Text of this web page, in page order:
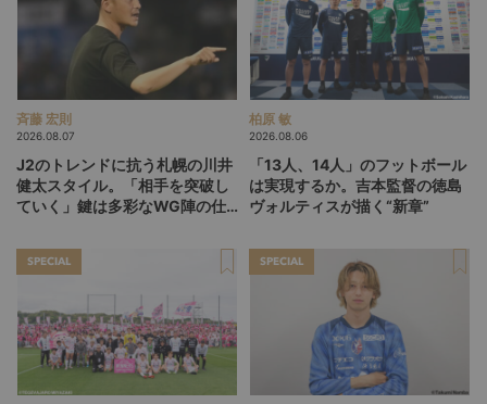
斉藤 宏則
2026.08.07
J2のトレンドに抗う札幌の川井
健太スタイル。「相手を突破し
ていく」鍵は多彩なWG陣の仕
柏原 敏
2026.08.06
「13人、14人」のフットボール
は実現するか。吉本監督の徳島
ヴォルティスが描く“新章”
SPECIAL SPECIAL